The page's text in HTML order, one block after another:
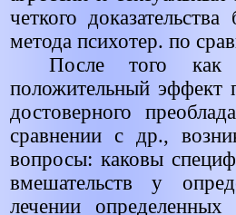
четкого
метода психотер. по
После того как
положительный эффект
достоверного
сравнении с др.,
вопросы: каковы
вмешательств у
лечении